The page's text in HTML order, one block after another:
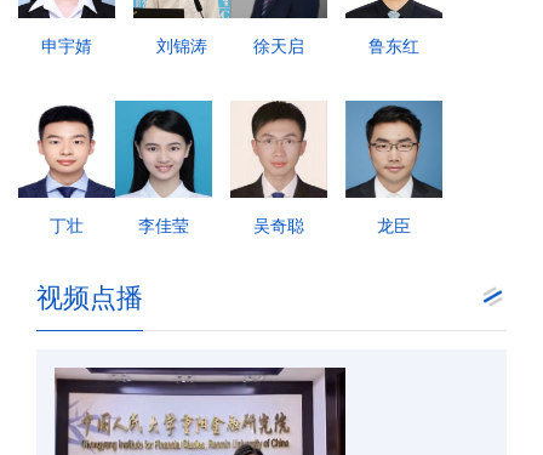
申宇婧 刘锦涛 徐天启 鲁东红
丁壮 李佳莹 吴奇聪 龙臣
视频点播